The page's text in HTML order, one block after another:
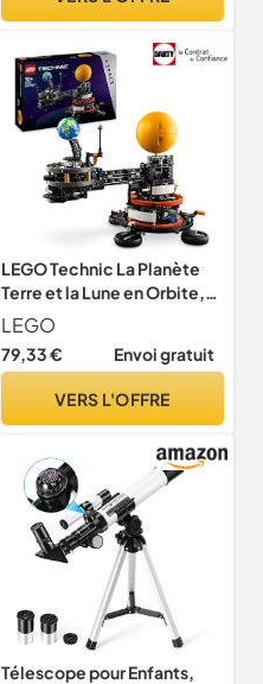
LEGO Technic La Planète
Terre et la Lune en Orbite,
Jouet de Construction
Créatif, Stimule le Jeu en
Autonomie, Thème du
Intergalactique pour
42179
LEGO
79,33 € Envoi gratuit
VERS L'OFFRE
Télescope pour Enfants,